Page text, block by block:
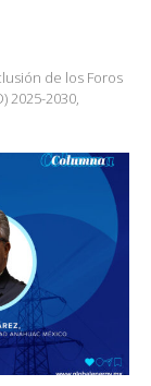
de los Foros
2025-2030,